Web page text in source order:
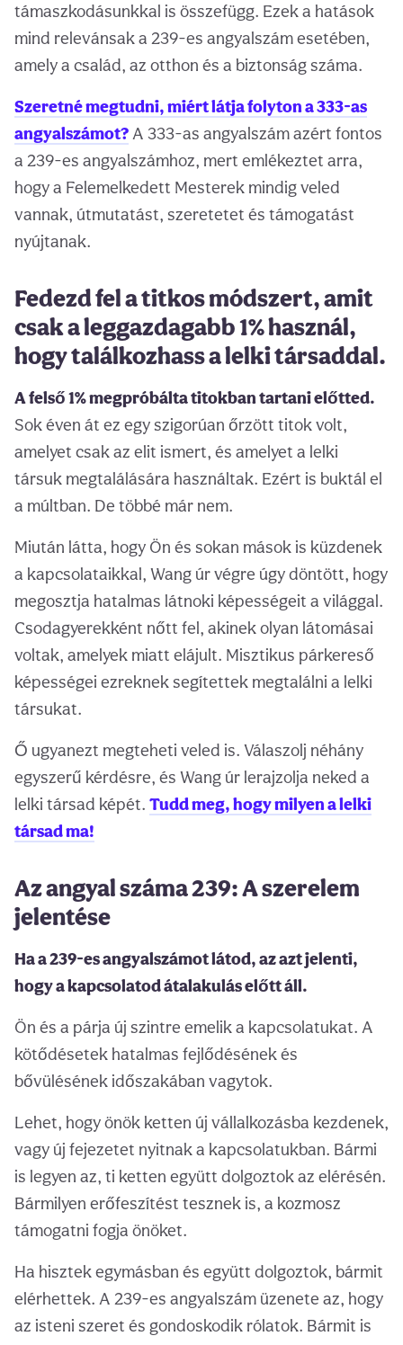
támaszkodásunkkal is összefügg. Ezek a hatások
mind relevánsak a 239-es angyalszám esetében,
amely a család, az otthon és a biztonság száma.
Szeretné megtudni, miért látja folyton a 333-as
angyalszámot? A 333-as angyalszám azért fontos
a 239-es angyalszámhoz, mert emlékeztet arra,
hogy a Felemelkedett Mesterek mindig veled
vannak, útmutatást, szeretetet és támogatást
nyújtanak.
Fedezd fel a titkos módszert, amit
csak a leggazdagabb 1% használ,
hogy találkozhass a lelki társaddal.
A felső 1% megpróbálta titokban tartani előtted.
Sok éven át ez egy szigorúan őrzött titok volt,
amelyet csak az elit ismert, és amelyet a lelki
társuk megtalálására használtak. Ezért is buktál el
a múltban. De többé már nem.
Miután látta, hogy Ön és sokan mások is küzdenek
a kapcsolataikkal, Wang úr végre úgy döntött, hogy
megosztja hatalmas látnoki képességeit a világgal.
Csodagyerekként nőtt fel, akinek olyan látomásai
voltak, amelyek miatt elájult. Misztikus párkereső
képességei ezreknek segítettek megtalálni a lelki
társukat.
Ő ugyanezt megteheti veled is. Válaszolj néhány
egyszerű kérdésre, és Wang úr lerajzolja neked a
lelki társad képét. Tudd meg, hogy milyen a lelki
társad ma!
Az angyal száma 239: A szerelem
jelentése
Ha a 239-es angyalszámot látod, az azt jelenti,
hogy a kapcsolatod átalakulás előtt áll.
Ön és a párja új szintre emelik a kapcsolatukat. A
kötődésetek hatalmas fejlődésének és
bővülésének időszakában vagytok.
Lehet, hogy önök ketten új vállalkozásba kezdenek,
vagy új fejezetet nyitnak a kapcsolatukban. Bármi
is legyen az, ti ketten együtt dolgoztok az elérésén.
Bármilyen erőfeszítést tesznek is, a kozmosz
támogatni fogja önöket.
Ha hisztek egymásban és együtt dolgoztok, bármit
elérhettek. A 239-es angyalszám üzenete az, hogy
az isteni szeret és gondoskodik rólatok. Bármit is